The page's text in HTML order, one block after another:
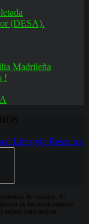
(DESA).
Madrileña
!
de usuario. Si
de las mencionadas
enlace para mayor